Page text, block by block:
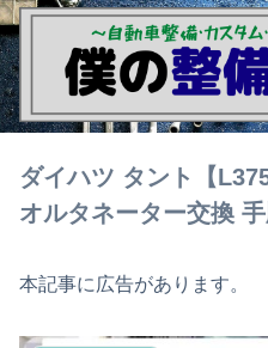
ダイハツ タント【
オルタネーター交換
本記事に広告があります。